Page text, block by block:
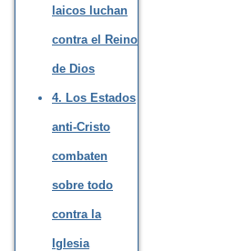
laicos luchan
contra el Reino
de Dios
4. Los Estados
anti-Cristo
combaten
sobre todo
contra la
Iglesia